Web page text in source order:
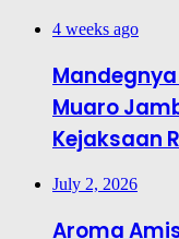
4 weeks ago
Muaro
Kejaksaan
July 2, 2026
Aroma